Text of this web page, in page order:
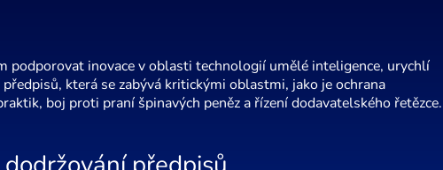
podporovat inovace v oblasti technologií umělé inteligence, urychlí
která se zabývá kritickými oblastmi, jako je ochrana
boj proti praní špinavých peněz a řízení dodavatelského řetězce.